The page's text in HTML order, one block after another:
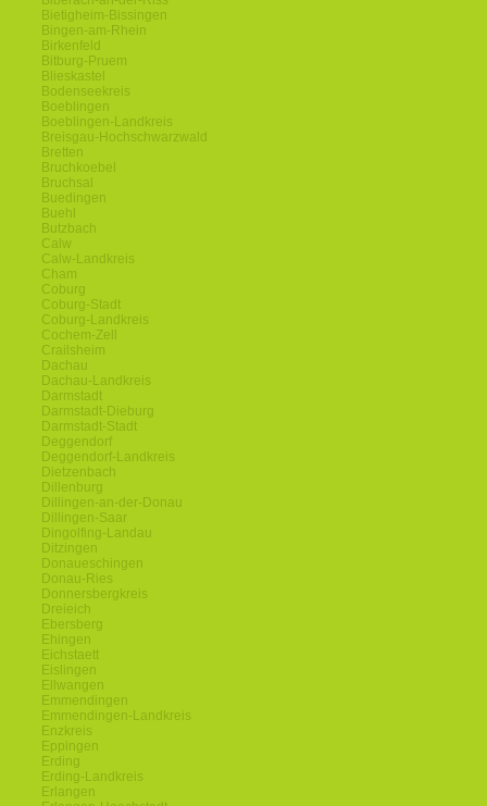
Bietigheim-Bissingen
Bingen-am-Rhein
Birkenfeld
Bitburg-Pruem
Blieskastel
Bodenseekreis
Boeblingen
Boeblingen-Landkreis
Breisgau-Hochschwarzwald
Bretten
Bruchkoebel
Bruchsal
Buedingen
Buehl
Butzbach
Calw
Calw-Landkreis
Cham
Coburg
Coburg-Stadt
Coburg-Landkreis
Cochem-Zell
Crailsheim
Dachau
Dachau-Landkreis
Darmstadt
Darmstadt-Dieburg
Darmstadt-Stadt
Deggendorf
Deggendorf-Landkreis
Dietzenbach
Dillenburg
Dillingen-an-der-Donau
Dillingen-Saar
Dingolfing-Landau
Ditzingen
Donaueschingen
Donau-Ries
Donnersbergkreis
Dreieich
Ebersberg
Ehingen
Eichstaett
Eislingen
Ellwangen
Emmendingen
Emmendingen-Landkreis
Enzkreis
Eppingen
Erding
Erding-Landkreis
Erlangen